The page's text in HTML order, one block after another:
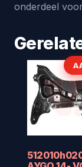
onderdeel